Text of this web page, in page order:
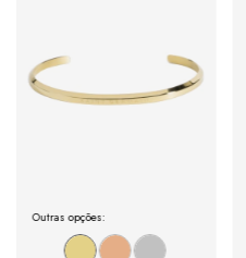
Outras opções: